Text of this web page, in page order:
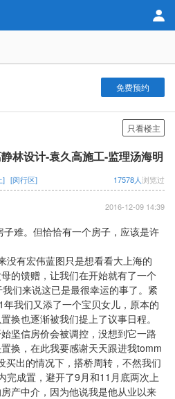
免费预约
只看楼主
林设计-袁久高施工-监理汤海明
] [闵行区] 17578人浏览过
2016-12-09 14:39
难。但恰恰有一个房子，应该是许
有宏伟蓝图只是想看看大上海的
的馈赠，让我们在开始就有了一个
们来说这已是最很幸运的事了。紧
我们又添了一个宝贝女儿，原本的
换也逐渐被我们提上了议事日程。
坚信房价会被调控，没想到它一路
换，在此我要感谢天天跟进我tomm
买出的情况下，搭桥周转，不然我们
完成置，避开了9月和11月底两次上
产中介，因为他说我是他从业以来